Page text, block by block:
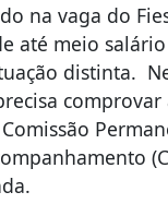
na vaga do
até meio
distinta.
comprovar